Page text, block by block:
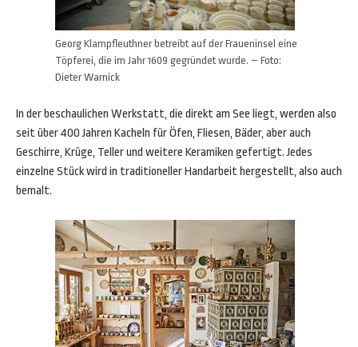
Georg Klampfleuthner betreibt auf der Fraueninsel eine
Töpferei, die im Jahr 1609 gegründet wurde. – Foto:
Dieter Warnick
In der beschaulichen Werkstatt, die direkt am See liegt, werden also
seit über 400 Jahren Kacheln für Öfen, Fliesen, Bäder, aber auch
Geschirre, Krüge, Teller und weitere Keramiken gefertigt. Jedes
einzelne Stück wird in traditioneller Handarbeit hergestellt, also auch
bemalt.